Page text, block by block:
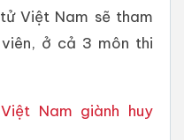
Việt Nam sẽ tham
ở cả 3 môn thi
Nam giành huy